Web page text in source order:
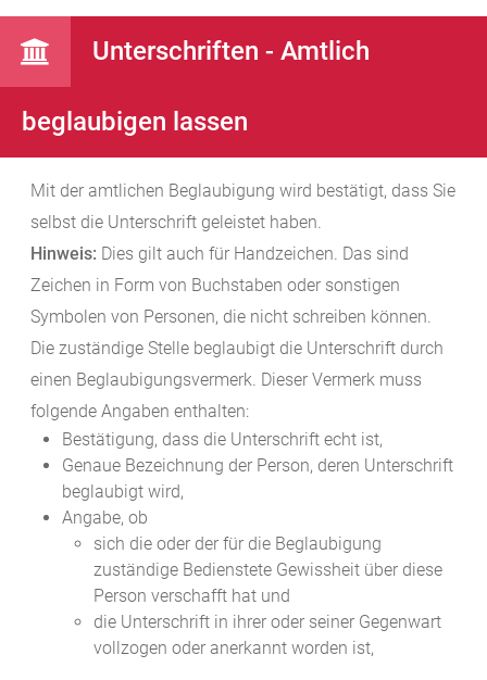
Unterschriften - Amtlich
beglaubigen lassen
Mit der amtlichen Beglaubigung wird bestätigt, dass Sie
selbst die Unterschrift geleistet haben.
Hinweis: Dies gilt auch für Handzeichen. Das sind
Zeichen in Form von Buchstaben oder sonstigen
Symbolen von Personen, die nicht schreiben können.
Die zuständige Stelle beglaubigt die Unterschrift durch
einen Beglaubigungsvermerk. Dieser Vermerk muss
folgende Angaben enthalten:
Bestätigung, dass die Unterschrift echt ist,
Genaue Bezeichnung der Person, deren Unterschrift
beglaubigt wird,
Angabe, ob
sich die oder der für die Beglaubigung
zuständige Bedienstete Gewissheit über diese
Person verschafft hat und
die Unterschrift in ihrer oder seiner Gegenwart
vollzogen oder anerkannt worden ist,